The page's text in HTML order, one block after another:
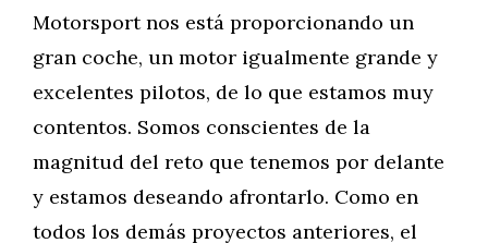
Motorsport nos está proporcionando un
gran coche, un motor igualmente grande y
excelentes pilotos, de lo que estamos muy
contentos. Somos conscientes de la
magnitud del reto que tenemos por delante
y estamos deseando afrontarlo. Como en
todos los demás proyectos anteriores, el